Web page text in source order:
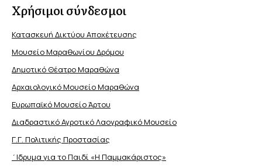
Χρήσιμοι σύνδεσμοι
Κατασκευή Δικτύου Αποχέτευσης
Μουσείο Μαραθωνίου Δρόμου
Δημοτικό Θέατρο Μαραθώνα
Αρχαιολογικό Μουσείο Μαραθώνα
Ευρωπαϊκό Μουσείο Άρτου
Διαδραστικό Αγροτικό Λαογραφικό Μουσείο
Γ.Γ. Πολιτικής Προστασίας
΄Ιδρυμα για το Παιδί «Η Παμμακάριστος»